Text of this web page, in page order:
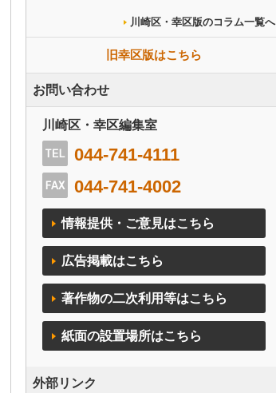
川崎区・幸区版のコラム一覧へ
旧幸区版はこちら
お問い合わせ
川崎区・幸区編集室
044-741-4111
044-741-4002
情報提供・ご意見はこちら
広告掲載はこちら
著作物の二次利用等はこちら
紙面の設置場所はこちら
外部リンク